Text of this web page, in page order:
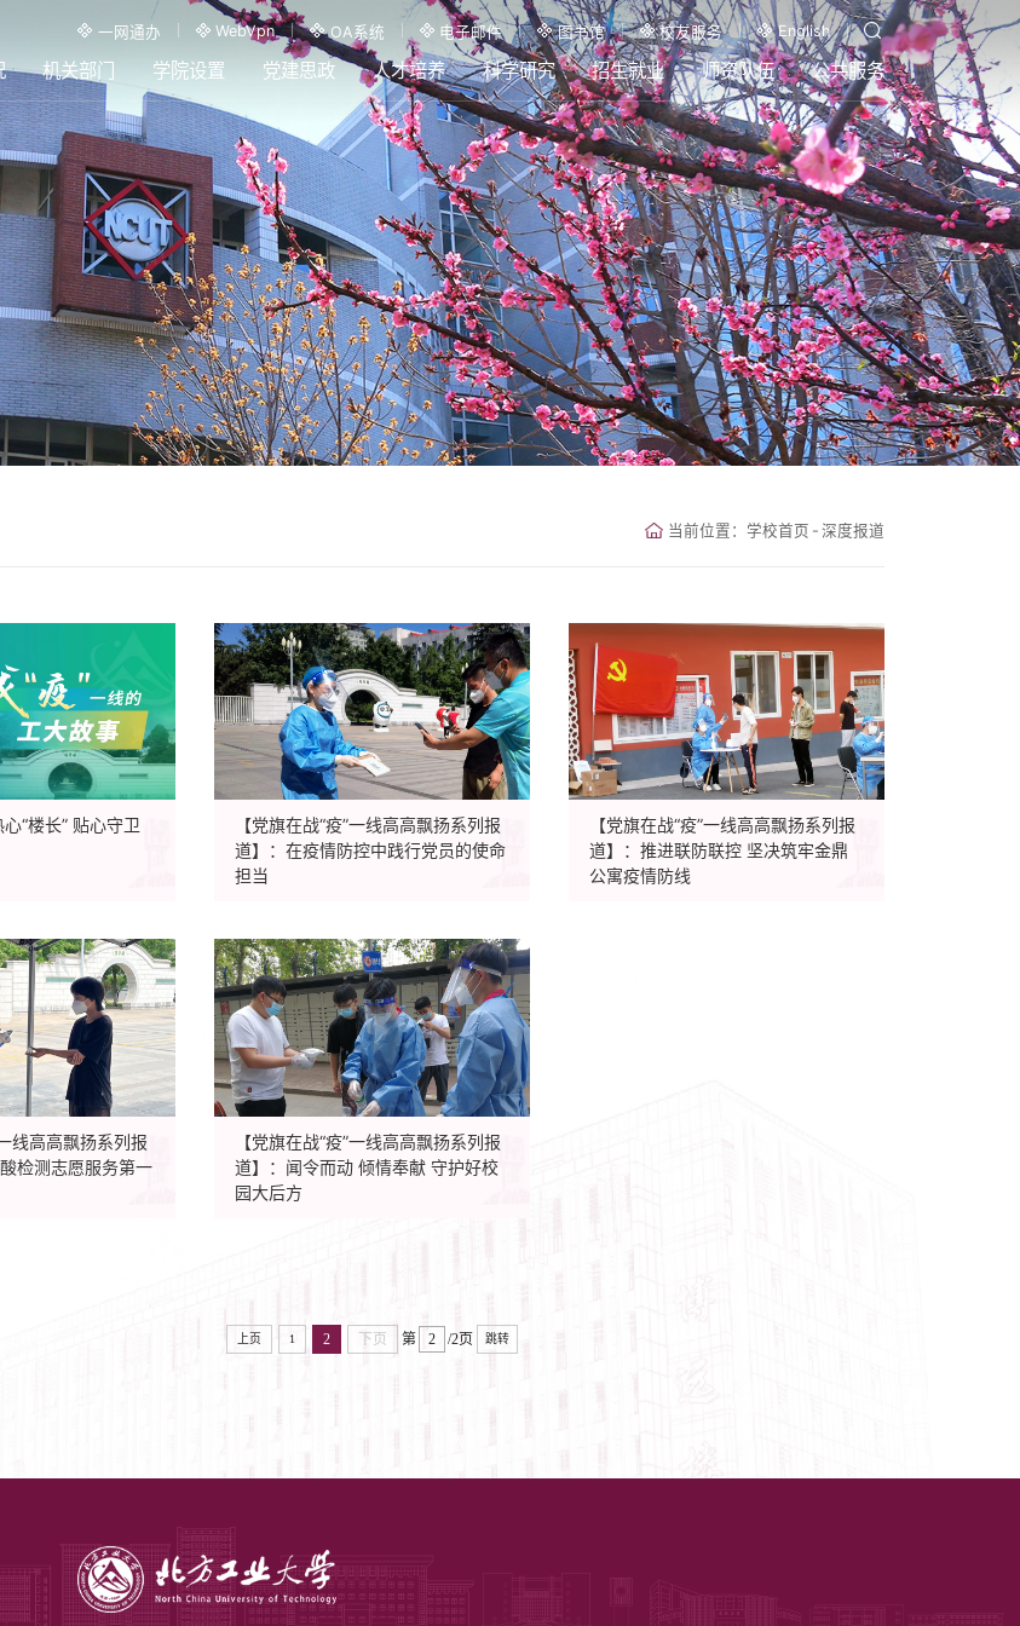
一网通办 WebVpn OA系统 电子邮件 图书馆 校友服务 English
机关部门 学院设置 党建思政 人才培养 科学研究 招生就业 师资队伍 公共服务
当前位置： 学校首页 - 深度报道
心“楼长” 贴心守卫
【党旗在战“疫”一线高高飘扬系列报
道】：在疫情防控中践行党员的使命
担当
【党旗在战“疫”一线高高飘扬系列报
道】：推进联防联控 坚决筑牢金鼎
公寓疫情防线
线高高飘扬系列报
检测志愿服务第一
【党旗在战“疫”一线高高飘扬系列报
道】：​闻令而动 倾情奉献 守护好校
园大后方
上页 1 2 下页 第 /2页 跳转